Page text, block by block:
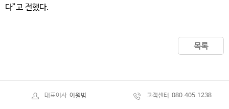
다”고 전했다.
목록
대표이사 이원범 고객센터 080.405.1238